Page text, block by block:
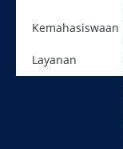
Kemahasiswaan
Layanan